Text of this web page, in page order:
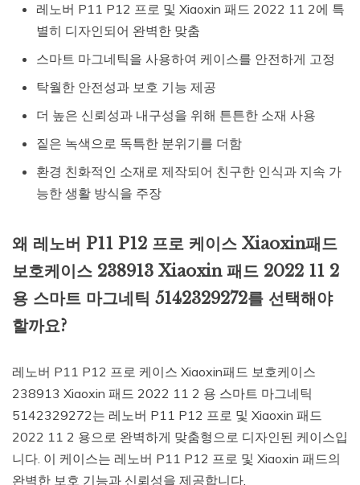
레노버 P11 P12 프로 및 Xiaoxin 패드 2022 11 2에 특
별히 디자인되어 완벽한 맞춤
스마트 마그네틱을 사용하여 케이스를 안전하게 고정
탁월한 안전성과 보호 기능 제공
더 높은 신뢰성과 내구성을 위해 튼튼한 소재 사용
짙은 녹색으로 독특한 분위기를 더함
환경 친화적인 소재로 제작되어 친구한 인식과 지속 가
능한 생활 방식을 주장
왜 레노버 P11 P12 프로 케이스 Xiaoxin패드
보호케이스 238913 Xiaoxin 패드 2022 11 2
용 스마트 마그네틱 5142329272를 선택해야
할까요?
레노버 P11 P12 프로 케이스 Xiaoxin패드 보호케이스
238913 Xiaoxin 패드 2022 11 2 용 스마트 마그네틱
5142329272는 레노버 P11 P12 프로 및 Xiaoxin 패드
2022 11 2 용으로 완벽하게 맞춤형으로 디자인된 케이스입
니다. 이 케이스는 레노버 P11 P12 프로 및 Xiaoxin 패드의
완벽한 보호 기능과 신뢰성을 제공합니다.